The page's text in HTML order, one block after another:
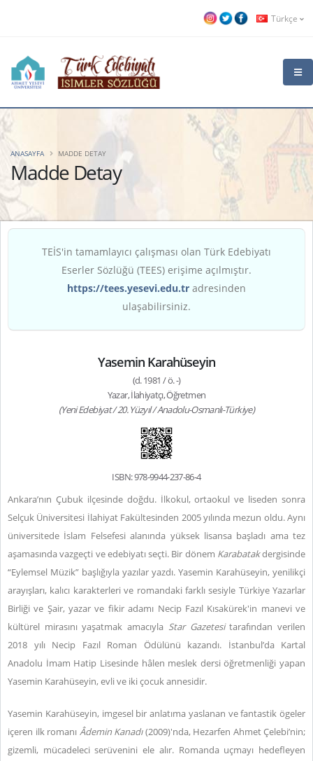
Türkçe
Madde Detay
ANASAYFA MADDE DETAY
TEİS'in tamamlayıcı çalışması olan Türk Edebiyatı
Eserler Sözlüğü (TEES) erişime açılmıştır.
https://tees.yesevi.edu.tr adresinden
ulaşabilirsiniz.
Yasemin Karahüseyin
(d. 1981 / ö. -)
Yazar, İlahiyatçı, Öğretmen
(Yeni Edebiyat / 20. Yüzyıl / Anadolu-Osmanlı-Türkiye)
ISBN: 978-9944-237-86-4
Ankara’nın Çubuk ilçesinde doğdu. İlkokul, ortaokul ve liseden sonra
Selçuk Üniversitesi İlahiyat Fakültesinden 2005 yılında mezun oldu. Aynı
üniversitede İslam Felsefesi alanında yüksek lisansa başladı ama tez
aşamasında vazgeçti ve edebiyatı seçti. Bir dönem Karabatakdergisinde
“Eylemsel Müzik” başlığıyla yazılar yazdı. Yasemin Karahüseyin, yenilikçi
arayışları, kalıcı karakterleri ve romandaki farklı sesiyle Türkiye Yazarlar
Birliği ve Şair, yazar ve fikir adamı Necip Fazıl Kısakürek'in manevi ve
kültürel mirasını yaşatmak amacıyla Star Gazetesitarafından verilen
2018 yılı Necip Fazıl Roman Ödülünü kazandı. İstanbul’da Kartal
Anadolu İmam Hatip Lisesinde hâlen meslek dersi öğretmenliği yapan
Yasemin Karahüseyin, evli ve iki çocuk annesidir.
Yasemin Karahüseyin, imgesel bir anlatıma yaslanan ve fantastik ögeler
içeren ilk romanı Âdemin Kanadı(2009)'nda, Hezarfen Ahmet Çelebi’nin;
gizemli, mücadeleci serüvenini ele alır. Romanda uçmayı hedefleyen